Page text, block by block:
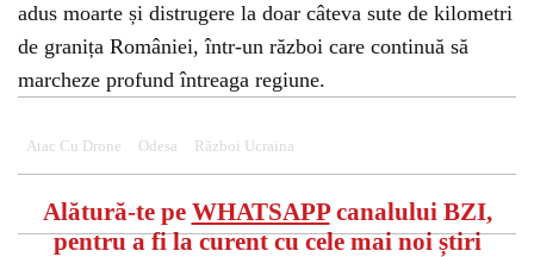
adus moarte și distrugere la doar câteva sute de kilometri
de granița României, într-un război care continuă să
marcheze profund întreaga regiune.
Atac Cu Drone Odesa Război Ucraina
Alătură-te pe WHATSAPPcanalului BZI,
pentru a fi la curent cu cele mai noi știri